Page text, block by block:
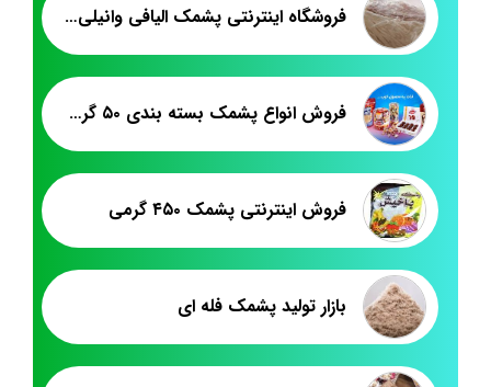
فروشگاه اینترنتی پشمک الیافی وانیلی عمده
فروش انواع پشمک بسته بندی ۵۰ گرمی
فروش اینترنتی پشمک ۴۵۰ گرمی
بازار تولید پشمک فله ای